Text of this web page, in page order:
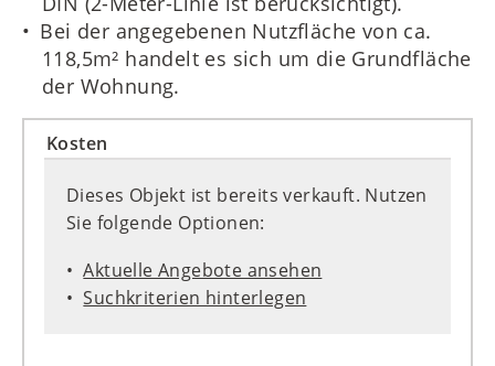
Bei der angegebenen Nutzfläche von ca.
118,5m² handelt es sich um die Grundfläche
der Wohnung.
Kosten
Dieses Objekt ist bereits verkauft. Nutzen
Sie folgende Optionen:
Aktuelle Angebote ansehen
Suchkriterien hinterlegen